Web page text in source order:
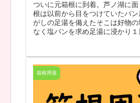
ついに元箱根に到着。芦ノ湖に
根は以前から目をつけていたパ
がしの足湯を備えたそこは好物
なく塩パンを求め足湯に浸かり１
箱根周遊